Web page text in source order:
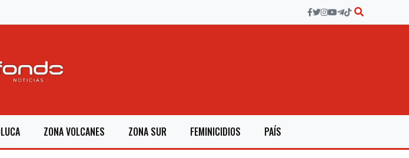
ZONA VOLCANES ZONA SUR FEMINICIDIOS PAÍS